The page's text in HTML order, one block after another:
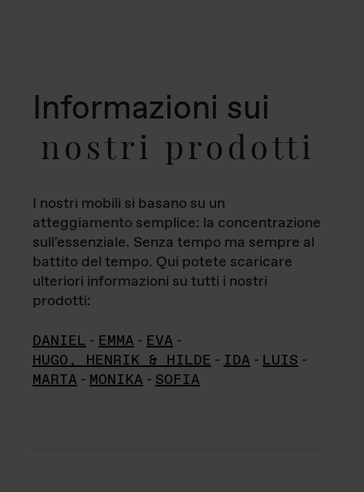
Informazioni sui
nostri prodotti
I nostri mobili si basano su un
atteggiamento semplice: la concentrazione
sull'essenziale. Senza tempo ma sempre al
battito del tempo. Qui potete scaricare
ulteriori informazioni su tutti i nostri
prodotti:
DANIEL - EMMA - EVA -
HUGO, HENRIK & HILDE - IDA - LUIS -
MARTA - MONIKA - SOFIA